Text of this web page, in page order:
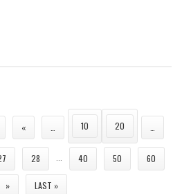
« 10 20
28 40 50 60
» LAST »